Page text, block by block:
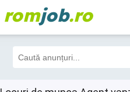
romjob.ro
Filtre 4 Toate
0